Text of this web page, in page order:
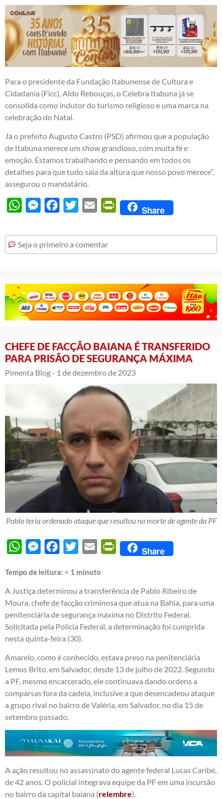
Para o presidente da Fundação Itabunense de Cultura e
Cidadania (Ficc), Aldo Rebouças, o Celebra Itabuna já se
consolida como indutor do turismo religioso e uma marca na
celebração do Natal.
Já o prefeito Augusto Castro (PSD) afirmou que a população
de Itabuna merece um show grandioso, com muita fé e
emoção. Estamos trabalhando e pensando em todos os
detalhes para que tudo saia da altura que nosso povo merece”,
assegurou o mandatário.
WhatsAppMessengerFacebook
Twitter Email PrintFriendly
Share
Seja o primeiro a comentar
CHEFE DE FACÇÃO BAIANA É TRANSFERIDO
PARA PRISÃO DE SEGURANÇA MÁXIMA
Pimenta Blog - 1 de dezembro de 2023
Pablo teria ordenado ataque que resultou na morte de agente da PF
WhatsAppMessengerFacebook
Twitter Email PrintFriendly
Share
Tempo de leitura: < 1 minuto
A Justiça determinou a transferência de Pablo Ribeiro de
Moura, chefe de facção criminosa que atua na Bahia, para uma
penitenciária de segurança máxima no Distrito Federal.
Solicitada pela Polícia Federal, a determinação foi cumprida
nesta quinta-feira (30).
Amarelo, como é conhecido, estava preso na penitenciária
Lemos Brito, em Salvador, desde 13 de julho de 2022. Segundo
a PF, mesmo encarcerado, ele continuava dando ordens a
comparsas fora da cadeia, inclusive a que desencadeou ataque
a grupo rival no bairro de Valéria, em Salvador, no dia 15 de
setembro passado.
A ação resultou no assassinato do agente federal Lucas Caribé,
de 42 anos. O policial integrava equipe da PF em uma incursão
no bairro da capital baiana (relembre).